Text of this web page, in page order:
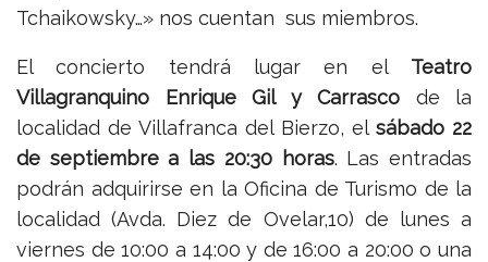
Tchaikowsky…» nos cuentan sus miembros.
El concierto tendrá lugar en el Teatro
Villagranquino Enrique Gil y Carrasco de la
localidad de Villafranca del Bierzo, el sábado 22
de septiembre a las 20:30 horas. Las entradas
podrán adquirirse en la Oficina de Turismo de la
localidad (Avda. Diez de Ovelar,10) de lunes a
viernes de 10:00 a 14:00 y de 16:00 a 20:00 o una